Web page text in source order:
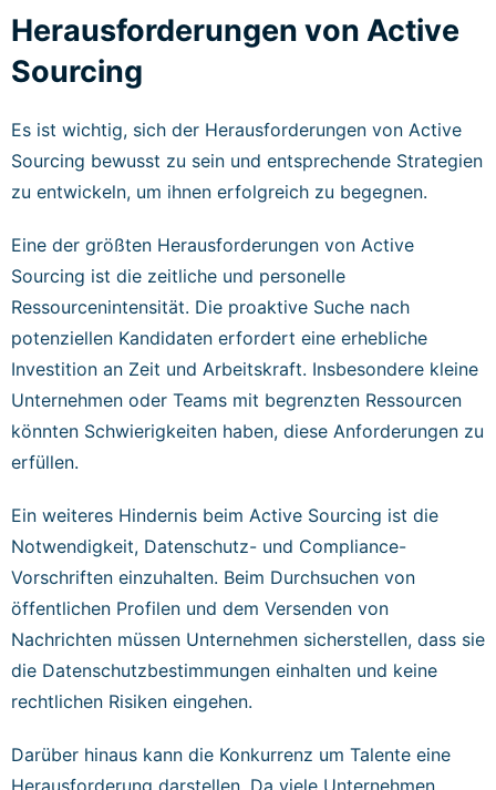
Herausforderungen von Active
Sourcing
Es ist wichtig, sich der Herausforderungen von Active
Sourcing bewusst zu sein und entsprechende Strategien
zu entwickeln, um ihnen erfolgreich zu begegnen.
Eine der größten Herausforderungen von Active
Sourcing ist die zeitliche und personelle
Ressourcenintensität. Die proaktive Suche nach
potenziellen Kandidaten erfordert eine erhebliche
Investition an Zeit und Arbeitskraft. Insbesondere kleine
Unternehmen oder Teams mit begrenzten Ressourcen
könnten Schwierigkeiten haben, diese Anforderungen zu
erfüllen.
Ein weiteres Hindernis beim Active Sourcing ist die
Notwendigkeit, Datenschutz- und Compliance-
Vorschriften einzuhalten. Beim Durchsuchen von
öffentlichen Profilen und dem Versenden von
Nachrichten müssen Unternehmen sicherstellen, dass sie
die Datenschutzbestimmungen einhalten und keine
rechtlichen Risiken eingehen.
Darüber hinaus kann die Konkurrenz um Talente eine